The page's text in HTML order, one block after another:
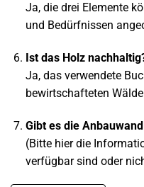
Ja, die drei Elemente
und Bedürfnissen
Ist das Holz
Ja, das verwendete
bewirtschafteten
Gibt es die
(Bitte hier die
verfügbar sind oder